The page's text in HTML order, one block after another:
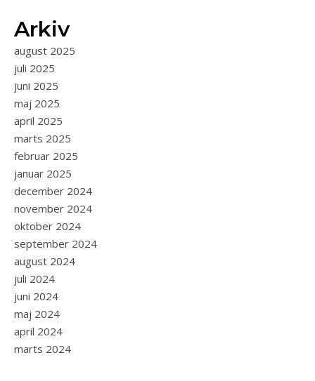
Arkiv
august 2025
juli 2025
juni 2025
maj 2025
april 2025
marts 2025
februar 2025
januar 2025
december 2024
november 2024
oktober 2024
september 2024
august 2024
juli 2024
juni 2024
maj 2024
april 2024
marts 2024